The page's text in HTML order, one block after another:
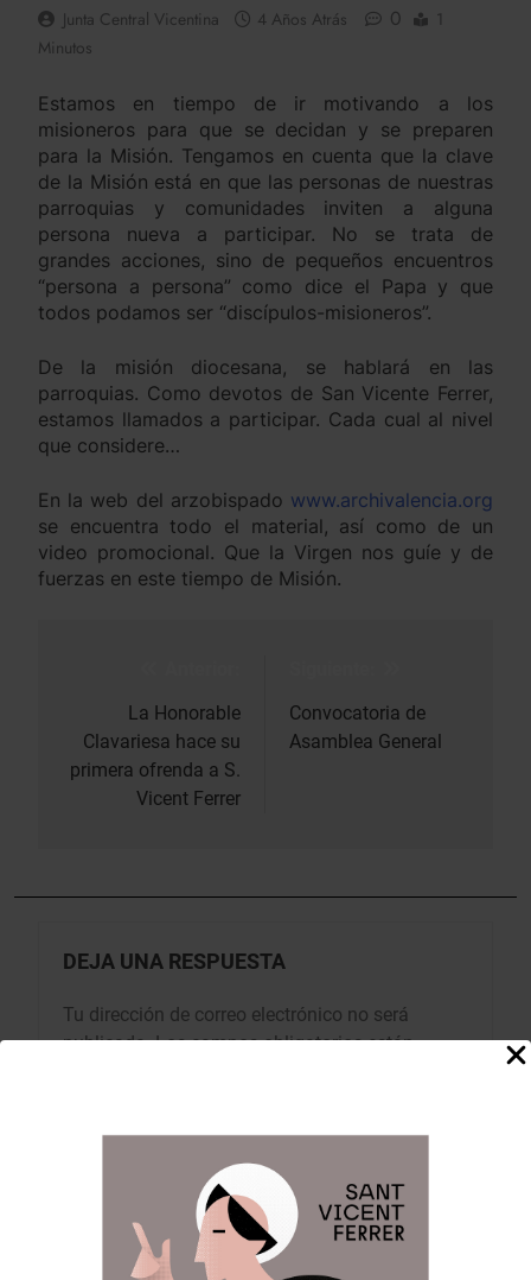
Junta Central Vicentina 4 Años Atrás 0
1
Minutos
Estamos en tiempo de ir motivando a los
misioneros para que se decidan y se preparen
para la Misión. Tengamos en cuenta que la clave
de la Misión está en que las personas de nuestras
parroquias y comunidades inviten a alguna
persona nueva a participar. No se trata de
grandes acciones, sino de pequeños encuentros
“persona a persona” como dice el Papa y que
todos podamos ser “discípulos-misioneros”.
De la misión diocesana, se hablará en las
parroquias. Como devotos de San Vicente Ferrer,
estamos llamados a participar. Cada cual al nivel
que considere…
En la web del arzobispado www.archivalencia.org
se encuentra todo el material, así como de un
video promocional. Que la Virgen nos guíe y de
fuerzas en este tiempo de Misión.
entradas
La Honorable
Clavariesa hace su
primera ofrenda a S.
Vicent Ferrer
Convocatoria de
Asamblea General
DEJA UNA RESPUESTA
Tu dirección de correo electrónico no será
publicada. Los campos obligatorios están